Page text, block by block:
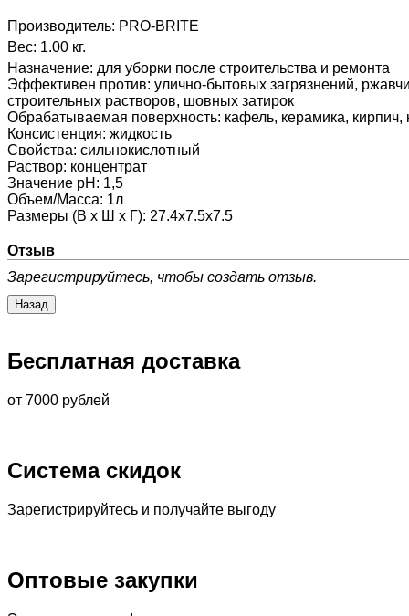
Производитель: PRO-BRITE
Вес: 1.00 кг.
Назначение: для уборки после строительства и ремонта
Эффективен против: улично-бытовых загрязнений,
строительных растворов, шовных затирок
Обрабатываемая поверхность: кафель, керамика, кирпич,
Консистенция: жидкость
Свойства: сильнокислотный
Раствор: концентрат
Значение pH : 1,5
Объем/Масса: 1л
Размеры (В х Ш х Г): 27.4x7.5x7.5
Отзыв
Зарегистрируйтесь, чтобы создать отзыв.
Бесплатная доставка
от 7000 рублей
Система скидок
Зарегистрируйтесь и получайте выгоду
Оптовые закупки